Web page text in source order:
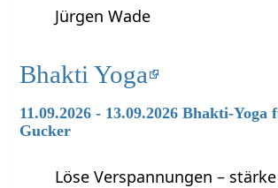
Jürgen Wade
Bhakti Yoga
11.09.2026 - 13.09.2026 Bhakti-
Gucker
Löse Verspannungen –